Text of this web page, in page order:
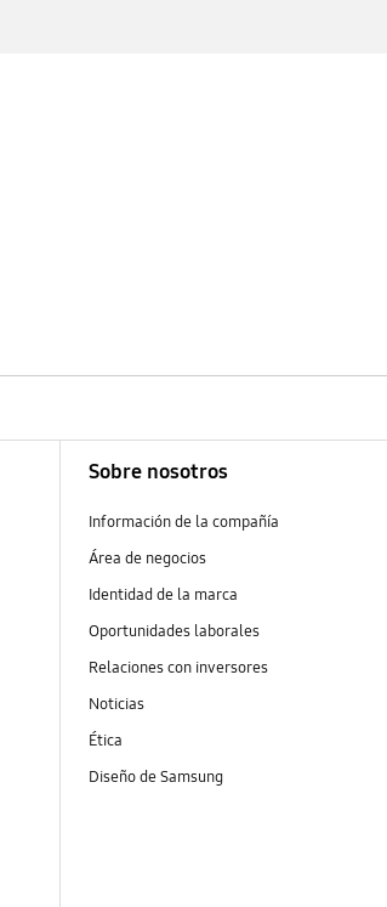
Sobre nosotros
Información de la compañía
Área de negocios
Identidad de la marca
Oportunidades laborales
Relaciones con inversores
Noticias
Ética
Diseño de Samsung